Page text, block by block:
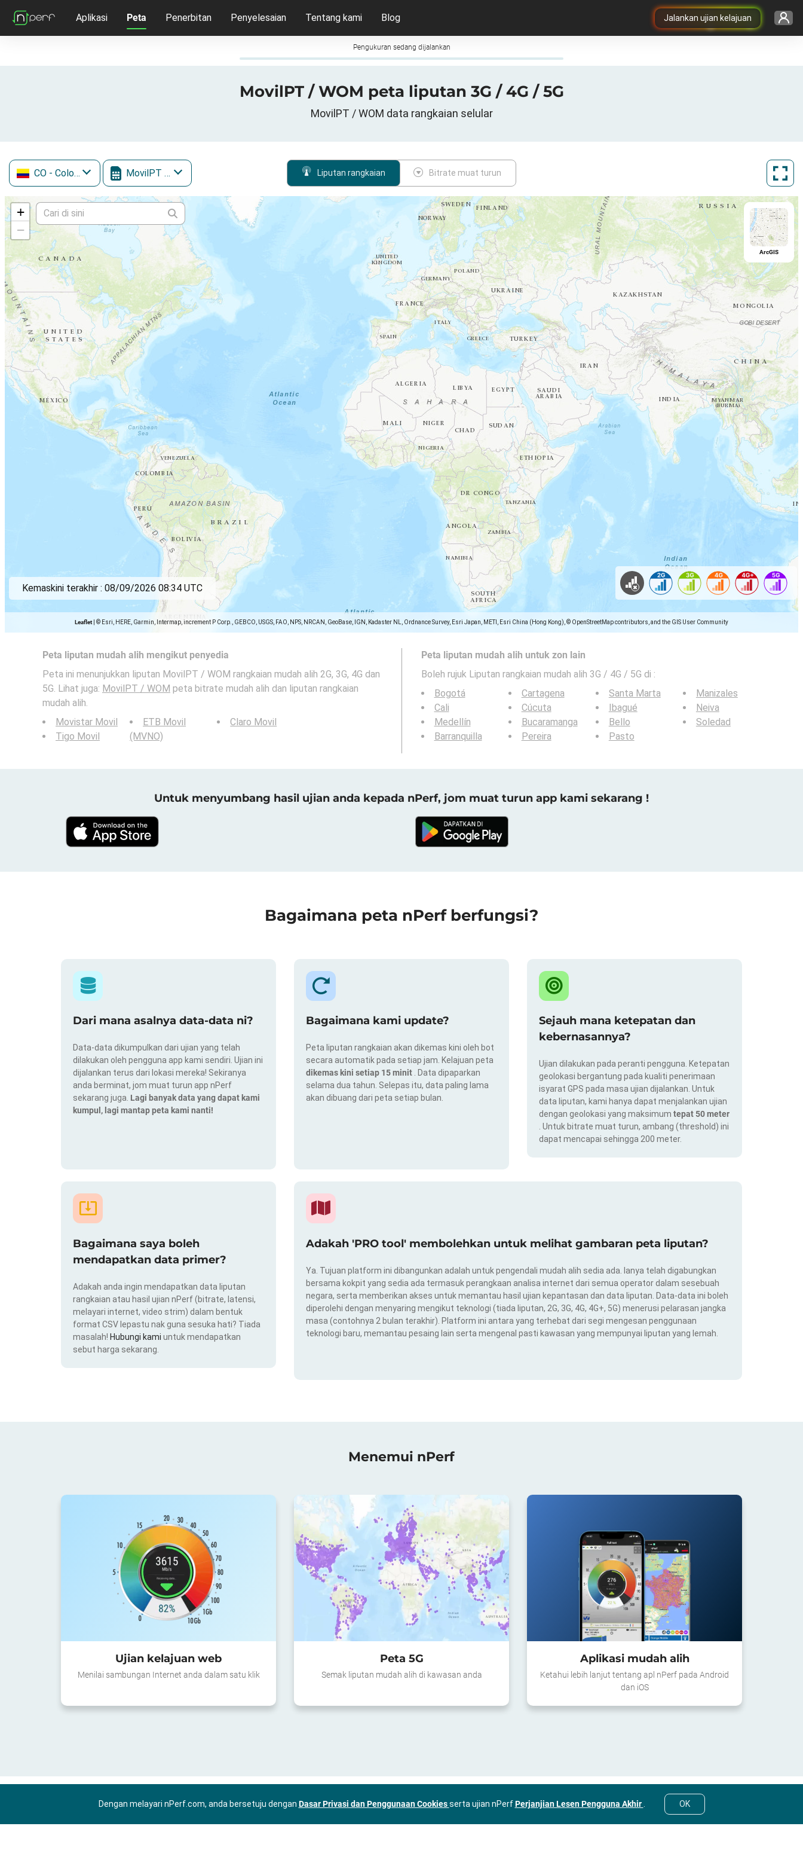
Jalankan ujian kelajuan
Aplikasi Peta Penerbitan Penyelesaian Tentang kami Blog
Pengukuran sedang dijalankan
MovilPT / WOM peta liputan 3G / 4G / 5G
MovilPT / WOM data rangkaian selular
CO - Colombia MovilPT / WOM Liputan rangkaian Bitrate muat turun
+
−
Leaflet © Esri, HERE, Garmin, Intermap, increment P Corp., GEBCO, USGS, FAO, NPS, NRCAN, GeoBase, IGN, Kadaster NL, Ordnance Survey, Esri Japan, METI, Esri China (Hong Kong), © OpenStreetMap contributors, and the GIS User Community
ArcGIS
Kemaskini terakhir : 08/09/2026 08:34 UTC
Peta liputan mudah alih mengikut penyedia
Peta ini menunjukkan liputan MovilPT / WOM rangkaian mudah alih 2G, 3G, 4G dan
5G. Lihat juga: MovilPT / WOM peta bitrate mudah alih dan liputan rangkaian
mudah alih.
Movistar Movil
Tigo Movil
ETB Movil
(MVNO)
Claro Movil
Peta liputan mudah alih untuk zon lain
Boleh rujuk Liputan rangkaian mudah alih 3G / 4G / 5G di :
Bogotá
Cali
Medellín
Barranquilla
Cartagena
Cúcuta
Bucaramanga
Pereira
Santa Marta
Ibagué
Bello
Pasto
Manizales
Neiva
Soledad
Untuk menyumbang hasil ujian anda kepada nPerf, jom muat turun app kami sekarang !
Bagaimana peta nPerf berfungsi?
Dari mana asalnya data-data ni?
Data-data dikumpulkan dari ujian yang telah
dilakukan oleh pengguna app kami sendiri. Ujian ini
dijalankan terus dari lokasi mereka! Sekiranya
anda berminat, jom muat turun app nPerf
sekarang juga. Lagi banyak data yang dapat kami
kumpul, lagi mantap peta kami nanti!
Bagaimana kami update?
Peta liputan rangkaian akan dikemas kini oleh bot
secara automatik pada setiap jam. Kelajuan peta
dikemas kini setiap 15 minit
. Data dipaparkan
selama dua tahun. Selepas itu, data paling lama
akan dibuang dari peta setiap bulan.
Sejauh mana ketepatan dan
kebernasannya?
Ujian dilakukan pada peranti pengguna. Ketepatan
geolokasi bergantung pada kualiti penerimaan
isyarat GPS pada masa ujian dijalankan. Untuk
data liputan, kami hanya dapat menjalankan ujian
dengan geolokasi yang maksimum tepat 50 meter
. Untuk bitrate muat turun, ambang (threshold) ini
dapat mencapai sehingga 200 meter.
Bagaimana saya boleh
mendapatkan data primer?
Adakah anda ingin mendapatkan data liputan
rangkaian atau hasil ujian nPerf (bitrate, latensi,
melayari internet, video strim) dalam bentuk
format CSV lepastu nak guna sesuka hati? Tiada
masalah! Hubungi kami untuk mendapatkan
sebut harga sekarang.
Adakah 'PRO tool' membolehkan untuk melihat gambaran peta liputan?
Ya. Tujuan platform ini dibangunkan adalah untuk pengendali mudah alih sedia ada. Ianya telah digabungkan
bersama kokpit yang sedia ada termasuk perangkaan analisa internet dari semua operator dalam sesebuah
negara, serta memberikan akses untuk memantau hasil ujian kepantasan dan data liputan. Data-data ini boleh
diperolehi dengan menyaring mengikut teknologi (tiada liputan, 2G, 3G, 4G, 4G+, 5G) menerusi pelarasan jangka
masa (contohnya 2 bulan terakhir). Platform ini antara yang terhebat dari segi mengesan penggunaan
teknologi baru, memantau pesaing lain serta mengenal pasti kawasan yang mempunyai liputan yang lemah.
Menemui nPerf
Ujian kelajuan web
Menilai sambungan Internet anda dalam satu klik
Peta 5G
Semak liputan mudah alih di kawasan anda
Aplikasi mudah alih
Ketahui lebih lanjut tentang apl nPerf pada Android
dan iOS
Dengan melayari nPerf.com, anda bersetuju dengan Dasar Privasi dan Penggunaan Cookiesserta ujian nPerfPerjanjian Lesen Pengguna Akhir OK